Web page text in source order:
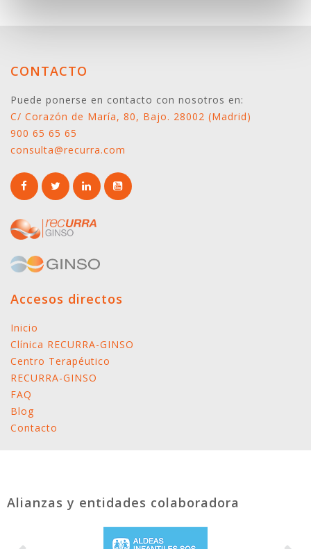
CONTACTO
Puede ponerse en contacto con nosotros en:
C/ Corazón de María, 80, Bajo. 28002 (Madrid)
900 65 65 65
consulta@recurra.com
Accesos directos
Inicio
Clínica RECURRA-GINSO
Centro Terapéutico
RECURRA-GINSO
FAQ
Blog
Contacto
Alianzas y entidades colaboradora